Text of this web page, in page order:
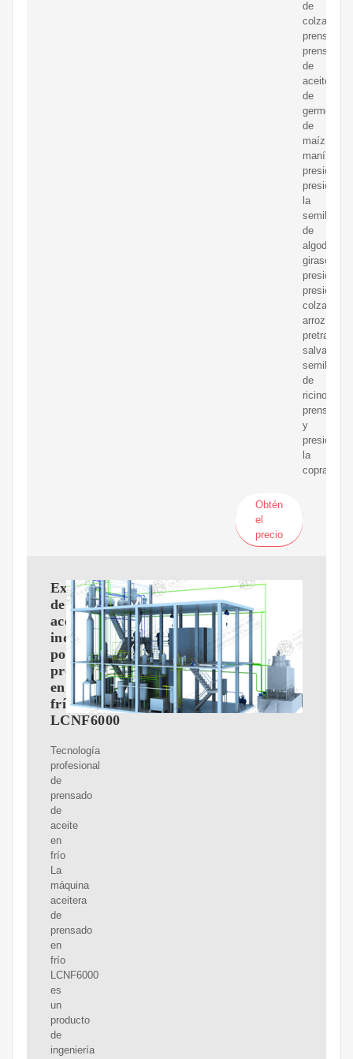
de
colza
prensado,
prensa
de
aceite
de
germen
de
maíz,
maní
la
semilla
de
algodón,
girasol
colza,
arroz
salvado,
semillas
de
ricino
prensado,
y
la
copra.
Obtén
el
precio
Extractor
de
aceite
industrial
por
prensado
en
frío
LCNF6000
Tecnología
profesional
de
prensado
de
aceite
en
frío
La
máquina
aceitera
de
prensado
en
frío
LCNF6000
es
un
producto
de
ingeniería